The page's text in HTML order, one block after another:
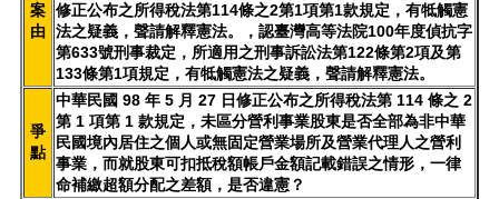
案
由
修正公布之所得稅法第114條之2第1項第1款規定，有牴觸憲
法之疑義，聲請解釋憲法。，認臺灣高等法院100年度偵抗字
第633號刑事裁定，所適用之刑事訴訟法第122條第2項及第
133條第1項規定，有牴觸憲法之疑義，聲請解釋憲法。
爭
點
中華民國 98 年 5 月 27 日修正公布之所得稅法第 114 條之 2
第 1 項第 1 款規定，未區分營利事業股東是否全部為非中華
民國境內居住之個人或無固定營業場所及營業代理人之營利
事業，而就股東可扣抵稅額帳戶金額記載錯誤之情形，一律
命補繳超額分配之差額，是否違憲？